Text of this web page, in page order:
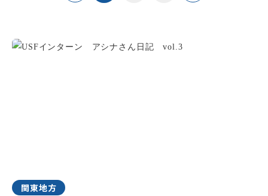
関東地方